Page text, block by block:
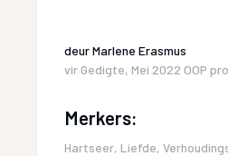
deurMarlene Erasmus
vir Gedigte, Mei 2022 OOP
Merkers:
Hartseer, Liefde,